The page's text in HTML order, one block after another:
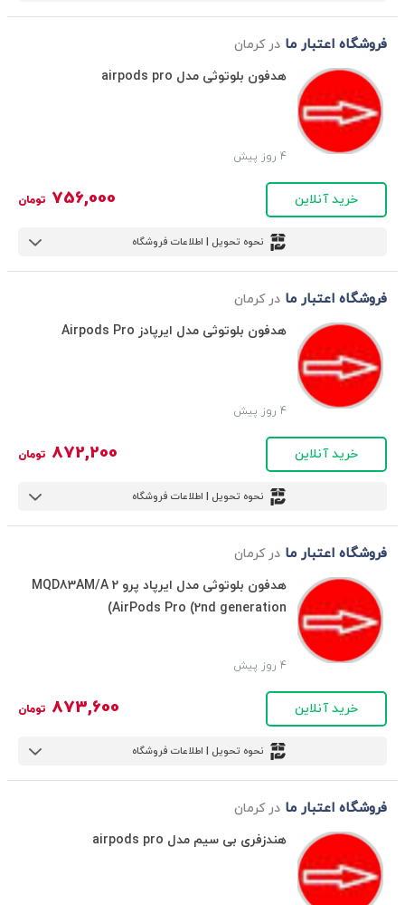
فروشگاه اعتبار ما در کرمان
هدفون بلوتوثی مدل airpods pro
4 روز پیش
خرید آنلاین 756,000 تومان
نحوه تحویل | اطلاعات فروشگاه
فروشگاه اعتبار ما در کرمان
هدفون بلوتوثی مدل ایرپادز Airpods Pro
4 روز پیش
خرید آنلاین 872,200 تومان
نحوه تحویل | اطلاعات فروشگاه
فروشگاه اعتبار ما در کرمان
هدفون بلوتوثی مدل ایرپاد پرو 2 MQD83AM/A
AirPods Pro (2nd generation)
4 روز پیش
خرید آنلاین 873,600 تومان
نحوه تحویل | اطلاعات فروشگاه
فروشگاه اعتبار ما در کرمان
هندزفری بی سیم مدل airpods pro